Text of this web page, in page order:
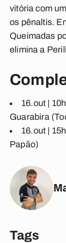
vitória com
os pênaltis.
Queimadas
elimina a
16.out |
Guarabira
16.out |
Papão)
Tags